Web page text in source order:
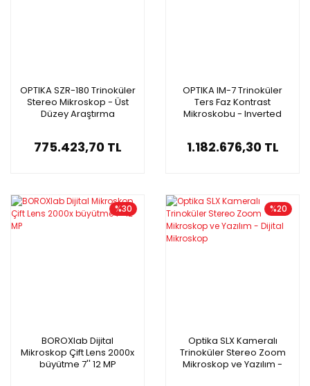
OPTIKA SZR-180 Trinoküler
Stereo Mikroskop - Üst
Düzey Araştırma
775.423,70 TL
OPTIKA IM-7 Trinoküler
Ters Faz Kontrast
Mikroskobu - Inverted
1.182.676,30 TL
%30
BOROXlab Dijital
Mikroskop Çift Lens 2000x
büyütme 7'' 12 MP
%20
Optika SLX Kameralı
Trinoküler Stereo Zoom
Mikroskop ve Yazılım -